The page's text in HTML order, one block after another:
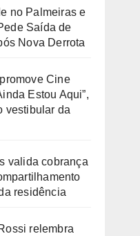
no Palmeiras e
Saída de
Nova Derrota
Cine
Estou Aqui”,
vestibular da
valida cobrança
residência
relembra